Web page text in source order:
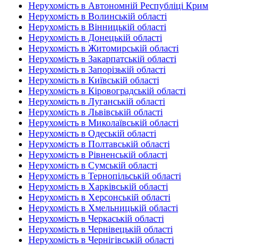
Нерухомість в Автономній Республіці Крим
Нерухомість в Волинській області
Нерухомість в Вінницькій області
Нерухомість в Донецькій області
Нерухомість в Житомирській області
Нерухомість в Закарпатській області
Нерухомість в Запорізькій області
Нерухомість в Київській області
Нерухомість в Кіровоградській області
Нерухомість в Луганській області
Нерухомість в Львівській області
Нерухомість в Миколаївській області
Нерухомість в Одеській області
Нерухомість в Полтавській області
Нерухомість в Рівненській області
Нерухомість в Сумській області
Нерухомість в Тернопільській області
Нерухомість в Харківській області
Нерухомість в Херсонській області
Нерухомість в Хмельницькій області
Нерухомість в Черкаській області
Нерухомість в Чернівецькій області
Нерухомість в Чернігівській області